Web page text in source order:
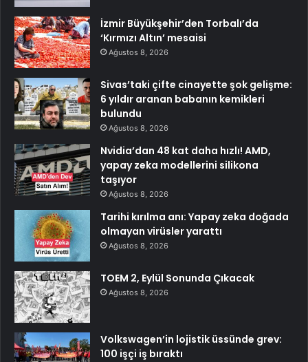
İzmir Büyükşehir’den Torbalı’da
‘Kırmızı Altın’ mesaisi
Ağustos 8, 2026
Sivas’taki çifte cinayette şok gelişme:
6 yıldır aranan babanın kemikleri
bulundu
Ağustos 8, 2026
Nvidia’dan 48 kat daha hızlı! AMD,
yapay zeka modellerini silikona
taşıyor
Ağustos 8, 2026
Tarihi kırılma anı: Yapay zeka doğada
olmayan virüsler yarattı
Ağustos 8, 2026
TOEM 2, Eylül Sonunda Çıkacak
Ağustos 8, 2026
Volkswagen’in lojistik üssünde grev:
100 işçi iş bıraktı